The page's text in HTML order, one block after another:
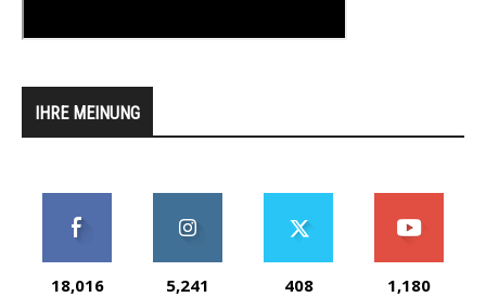
IHRE MEINUNG
18,016 5,241 408 1,180